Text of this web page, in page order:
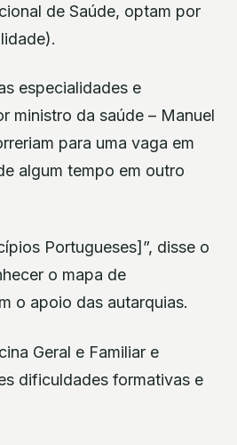
de Saúde, optam por
especialidades e
ministro da saúde – Manuel
para uma vaga em
algum tempo em outro
Portugueses]”, disse o
o mapa de
o apoio das autarquias.
Geral e Familiar e
dificuldades formativas e